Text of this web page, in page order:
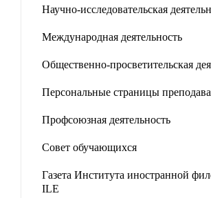
Научно-исследовательская
Международная деятельность
Общественно-просветительская
Персональные страницы
Профсоюзная деятельность
Совет обучающихся
Газета Института иностранной
ILE